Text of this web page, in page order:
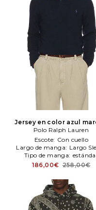
Jersey en color azul
Polo Ralph Lauren
Polo Ralph Lauren
Escote: Con cuello
Largo de manga: Largo
Tipo de manga:
186,00€ 258,00€